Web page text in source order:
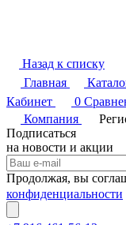
Назад к списку
Главная
Кабинет
0
Компания
Подписаться
на новости и акции
Продолжая, вы
конфиденциальности